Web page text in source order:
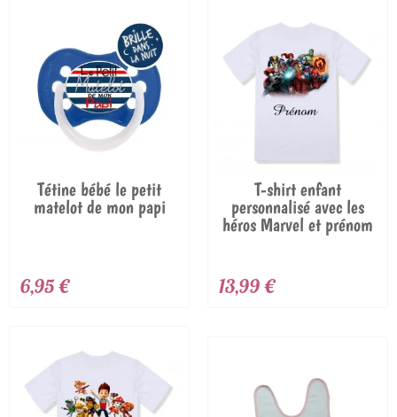
Tétine bébé le petit
matelot de mon papi
6,95 €
T-shirt enfant
personnalisé avec les
héros Marvel et prénom
13,99 €